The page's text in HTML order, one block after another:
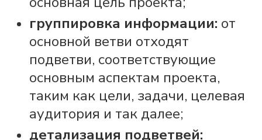
группировка информации: от
основной ветви отходят
подветви, соответствующие
основным аспектам проекта,
таким как цели, задачи, целевая
аудитория и так далее;
детализация подветвей: